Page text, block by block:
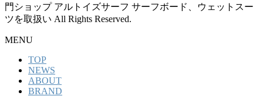
門ショップ アルトイズサーフ サーフボード、ウェットスー
ツを取扱い All Rights Reserved.
MENU
TOP
NEWS
ABOUT
BRAND